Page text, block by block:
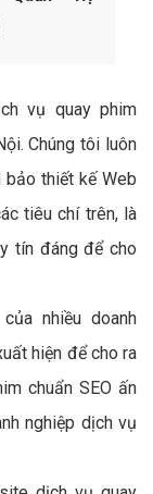
vụ quay phim
Chúng tôi luôn
thiết kế Web
tiêu chí trên, là
tín đáng để cho
nhiều doanh
hiện để cho ra
chuẩn SEO ấn
nghiệp dịch vụ